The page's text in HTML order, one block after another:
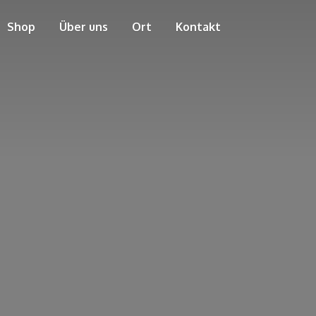
Shop Über uns Ort Kontakt